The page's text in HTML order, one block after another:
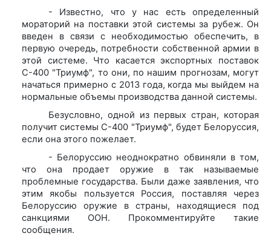
- Известно, что у нас есть определенный
мораторий на поставки этой системы за рубеж. Он
введен в связи с необходимостью обеспечить, в
первую очередь, потребности собственной армии в
этой системе. Что касается экспортных поставок
С-400 "Триумф", то они, по нашим прогнозам, могут
начаться примерно с 2013 года, когда мы выйдем на
нормальные объемы производства данной системы.
Безусловно, одной из первых стран, которая
получит системы С-400 "Триумф", будет Белоруссия,
если она этого пожелает.
- Белоруссию неоднократно обвиняли в том,
что она продает оружие в так называемые
проблемные государства. Были даже заявления, что
этим якобы пользуется Россия, поставляя через
Белоруссию оружие в страны, находящиеся под
санкциями ООН. Прокомментируйте такие
сообщения.